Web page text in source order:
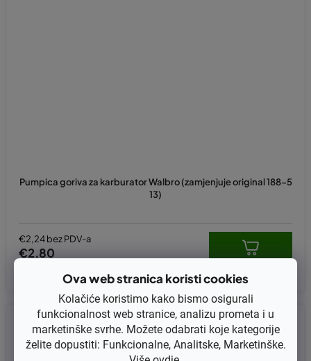
Ova web stranica koristi cookies
Kolačiće koristimo kako bismo osigurali
funkcionalnost web stranice, analizu prometa i u
marketinške svrhe. Možete odabrati koje kategorije
želite dopustiti: Funkcionalne, Analitske, Marketinške.
Pumpica goriva za karburator Walbro (zamjenjuje original 188-5
13)
€2,24 bez PDV-a
€2,80
Kod:W188-513